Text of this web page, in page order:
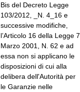
Bis del Decreto Legge
103/2012, _N. 4_16 e
successive modifiche,
l’Articolo 16 della Legge 7
Marzo 2001, N. 62 e ad
essa non si applicano le
disposizioni di cui alla
delibera dell'Autorità per
le Garanzie nelle